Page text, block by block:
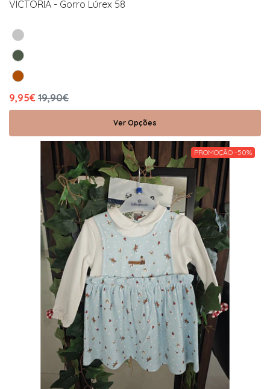
VICTORIA - Gorro Lúrex 58
9,95€ 19,90€
Ver Opções
PROMOÇÃO -50%